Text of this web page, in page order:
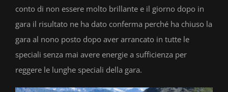
conto di non essere molto brillante e il giorno dopo in
gara il risultato ne ha dato conferma perché ha chiuso la
gara al nono posto dopo aver arrancato in tutte le
speciali senza mai avere energie a sufficienza per
reggere le lunghe speciali della gara.